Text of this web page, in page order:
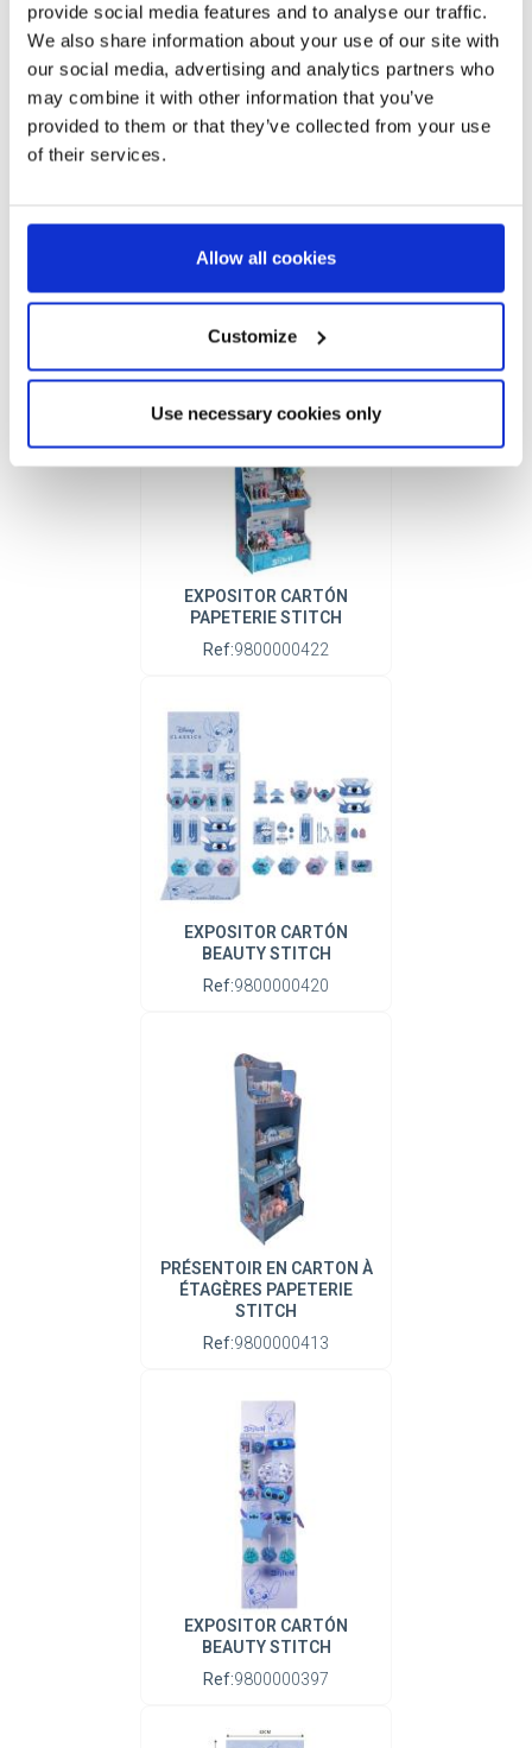
provide social media features and to analyse our traffic.
We also share information about your use of our site with
our social media, advertising and analytics partners who
may combine it with other information that you’ve
provided to them or that they’ve collected from your use
of their services.
Allow all cookies
Customize
Use necessary cookies only
EXPOSITOR CARTÓN
Nouvelle arrivée
EXPOSITOR CARTÓN
PAPETERIE STITCH
Ref:9800000422
EXPOSITOR CARTÓN
BEAUTY STITCH
Ref:9800000420
PRÉSENTOIR EN CARTON À
ÉTAGÈRES PAPETERIE
STITCH
Ref:9800000413
EXPOSITOR CARTÓN
BEAUTY STITCH
Ref:9800000397